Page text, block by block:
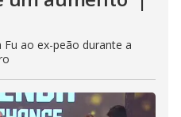
ao ex-peão durante a